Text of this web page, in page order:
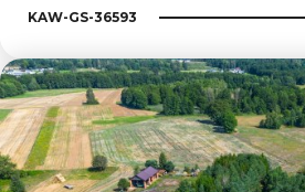
KAW-GS-36593